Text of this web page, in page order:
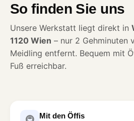
So finden Sie uns
Unsere Werkstatt liegt direkt in
1120 Wien – nur 2 Gehminuten
Meidling entfernt. Bequem mit
Fuß erreichbar.
Mit den Öffis